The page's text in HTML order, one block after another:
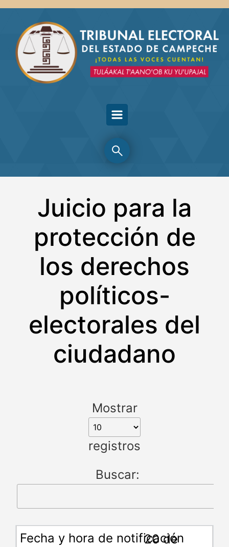
Skip to main content
Juicio para la
protección de
los derechos
políticos-
electorales del
ciudadano
Mostrar
registros
Buscar:
20 de